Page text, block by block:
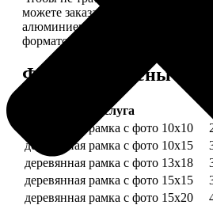
можете заказать печать фото
алюминиевые и деревянные
форматов.
Форматы и цены
Услуга
деревянная рамка с фото 10х10
деревянная рамка с фото 10х15
деревянная рамка с фото 13х18
деревянная рамка с фото 15х15
деревянная рамка с фото 15х20